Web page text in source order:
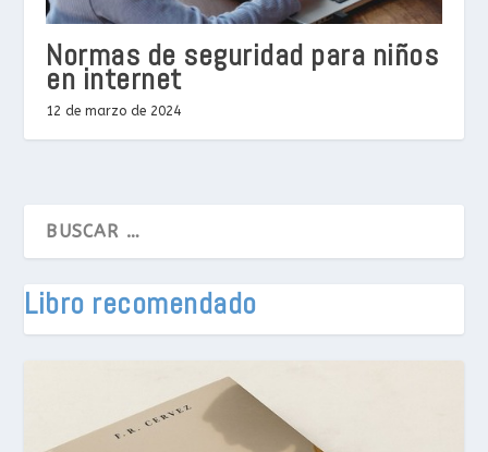
Normas de seguridad para niños
en internet
12 de marzo de 2024
Libro recomendado